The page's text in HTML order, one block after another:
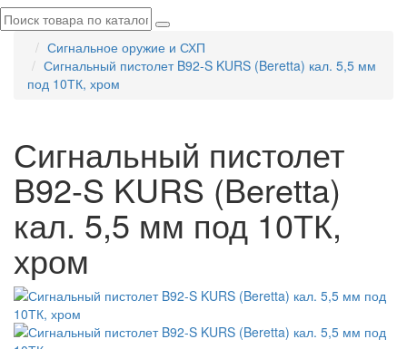
Сигнальное оружие и СХП
Сигнальный пистолет B92-S KURS (Beretta) кал. 5,5 мм
под 10ТК, хром
Сигнальный пистолет
B92-S KURS (Beretta)
кал. 5,5 мм под 10ТК,
хром